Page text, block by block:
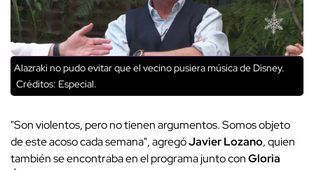
Alazraki no pudo evitar que el vecino pusiera música de Disney.
Créditos: Especial.
"Son violentos, pero no tienen argumentos. Somos objeto
de este acoso cada semana", agregóJavier Lozano, quien
también se encontraba en el programa junto conGloria